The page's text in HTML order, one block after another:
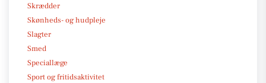
Skrædder
Skønheds- og hudpleje
Slagter
Smed
Speciallæge
Sport og fritidsaktivitet